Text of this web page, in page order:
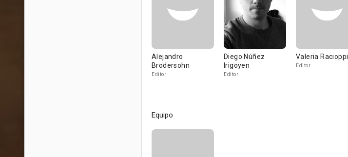
Alejandro
Brodersohn
Editor
Diego Núñez
Irigoyen
Editor
Valeria Racioppi
Editor
Equipo